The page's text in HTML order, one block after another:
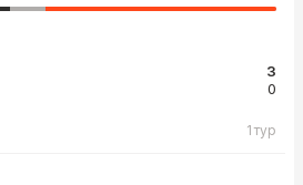
3
0
1 тур